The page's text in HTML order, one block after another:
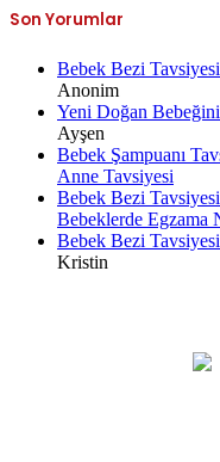
Son Yorumlar
Bebek Bezi
Anonim
Yeni Doğan
Ayşen
Bebek Şampuanı
Anne Tavsiyesi
Bebek Bezi
Bebeklerde Egzama
Bebek Bezi
Kristin